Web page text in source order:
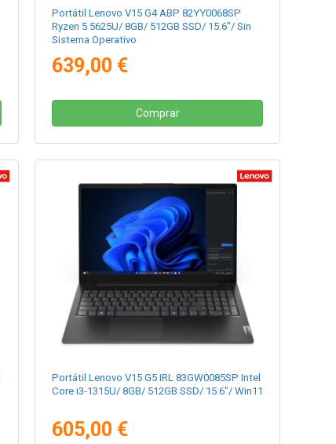
Portátil Lenovo V15 G4 ABP 82YY0068SP
Ryzen 5 5625U/ 8GB/ 512GB SSD/ 15.6"/ Sin
Sistema Operativo
639,00 €
Comprar
Portátil Lenovo V15 G5 IRL 83GW0085SP Intel
Core i3-1315U/ 8GB/ 512GB SSD/ 15.6"/ Win11
605,00 €